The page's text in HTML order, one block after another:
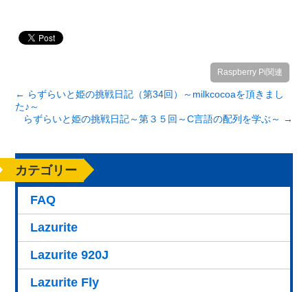
Raspberry Pi関連
← らずらいと姫の挑戦日記（第34回）～milkcocoaを頂きまし
た♪～
らずらいと姫の挑戦日記～第３５回～C言語の配列を学ぶ～ →
カテゴリー
FAQ
Lazurite
Lazurite 920J
Lazurite Fly